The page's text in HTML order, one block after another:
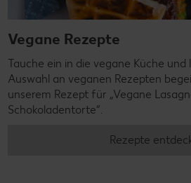
Vegane Rezepte
Tauche ein in die vegane Küche und
Auswahl an veganen Rezepten
unserem Rezept für „Vegane
Schokoladentorte“.
Rezepte